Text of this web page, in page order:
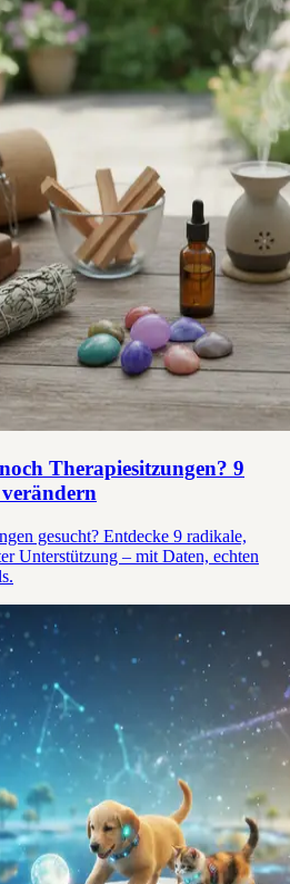
Therapiesitzungen? 9
gesucht? Entdecke 9 radikale,
Unterstützung – mit Daten, echten